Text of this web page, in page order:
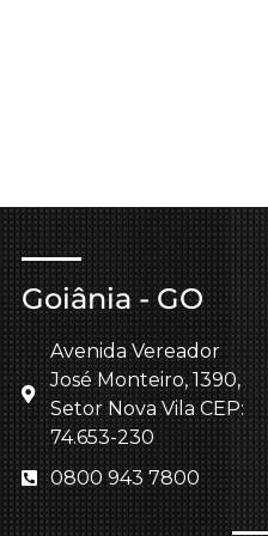
Goiânia - GO
Avenida Vereador
José Monteiro, 1390,
Setor Nova Vila CEP:
74.653-230
0800 943 7800